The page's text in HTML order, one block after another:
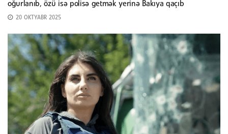
oğurlanıb, özü isə polisə getmək yerinə Bakıya qaçıb
20 OKTYABR 2025